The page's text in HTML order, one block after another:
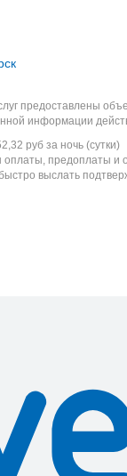
предоставлены
информации
руб за ночь (сутки)
предоплаты и
выслать